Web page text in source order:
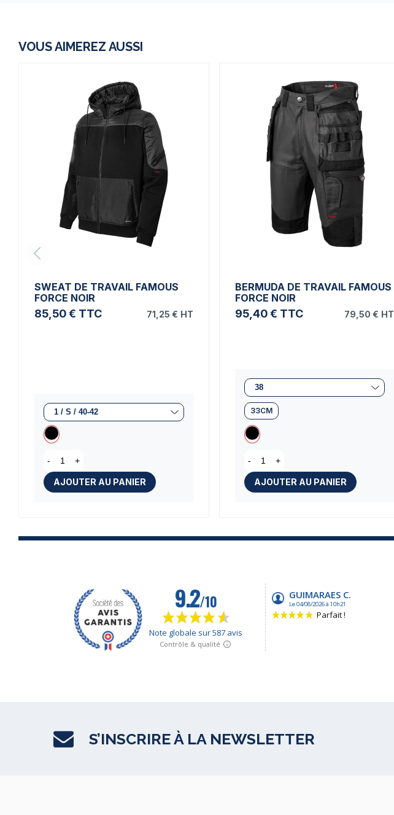
VOUS AIMEREZ AUSSI
SWEAT DE TRAVAIL FAMOUS
FORCE NOIR
85,50 € TTC 71,25 € HT
- +
AJOUTER AU PANIER
BERMUDA DE TRAVAIL FAMOUS
FORCE NOIR
95,40 € TTC 79,50 € HT
33CM
- +
AJOUTER AU PANIER
S’INSCRIRE À LA NEWSLETTER